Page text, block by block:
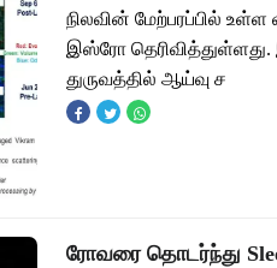
நிலவின் மேற்பரப்பில் உள்ள
இஸ்ரோ
துருவத்தில் ஆய்வு ச
ரோவரை தொடர்ந்து